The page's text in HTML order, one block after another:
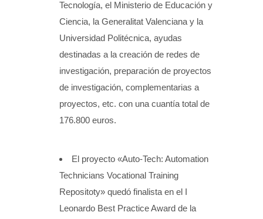
Tecnología, el Ministerio de Educación y
Ciencia, la Generalitat Valenciana y la
Universidad Politécnica, ayudas
destinadas a la creación de redes de
investigación, preparación de proyectos
de investigación, complementarias a
proyectos, etc. con una cuantía total de
176.800 euros.
El proyecto «Auto-Tech: Automation
Technicians Vocational Training
Repositoty» quedó finalista en el I
Leonardo Best Practice Award de la